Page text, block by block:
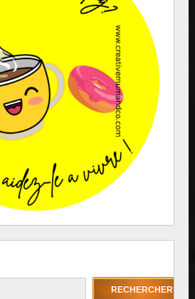
RECHERCHER